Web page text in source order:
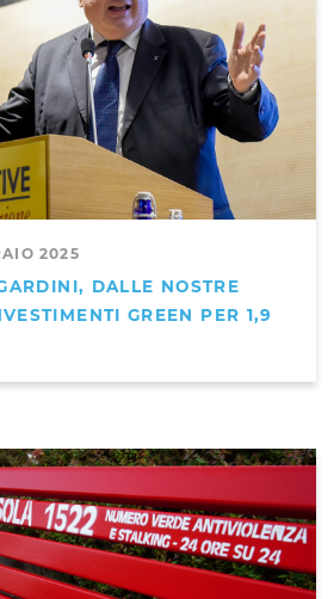
2025
DALLE NOSTRE
GREEN PER 1,9